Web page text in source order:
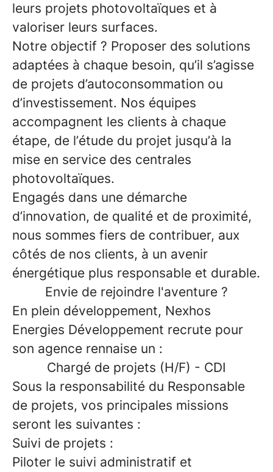
leurs projets photovoltaïques et à
valoriser leurs surfaces.
Notre objectif ? Proposer des solutions
adaptées à chaque besoin, qu’il s’agisse
de projets d’autoconsommation ou
d’investissement. Nos équipes
accompagnent les clients à chaque
étape, de l’étude du projet jusqu’à la
mise en service des centrales
photovoltaïques.
Engagés dans une démarche
d’innovation, de qualité et de proximité,
nous sommes fiers de contribuer, aux
côtés de nos clients, à un avenir
énergétique plus responsable et durable.
Envie de rejoindre l'aventure ?
En plein développement, Nexhos
Energies Développement recrute pour
son agence rennaise un :
Chargé de projets (H/F) - CDI
Sous la responsabilité du Responsable
de projets, vos principales missions
seront les suivantes :
Suivi de projets :
Piloter le suivi administratif et